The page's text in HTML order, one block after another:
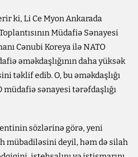
ki, Li Ce Myon Ankarada
Müdafiə Sənayesi
Cənubi Koreya ilə NATO
əməkdaşlığının daha yüksək
təklif edib. O, bu əməkdaşlığı
müdafiə sənayesi tərəfdaşlığı
sözlərinə görə, yeni
mübadiləsini deyil, həm də silah